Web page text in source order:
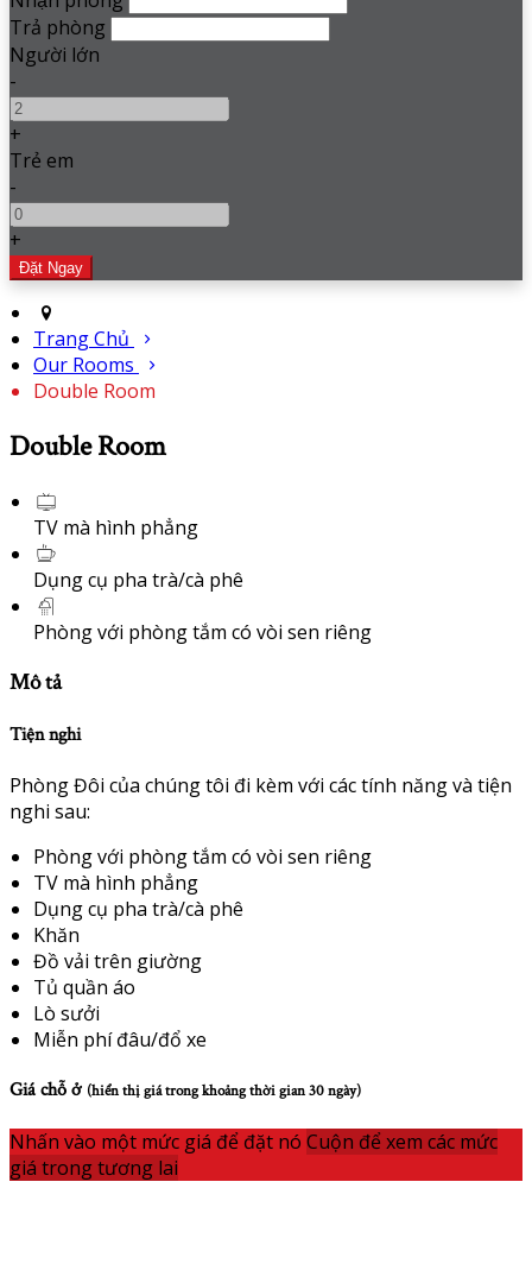
Trả phòng
Người lớn
-
+
Trẻ em
-
+
Trang Chủ
Our Rooms
Double Room
Double Room
TV mà hình phẳng
Dụng cụ pha trà/cà phê
Phòng với phòng tắm có vòi sen riêng
Mô tả
Tiện nghi
Phòng Đôi của chúng tôi đi kèm với các tính năng và tiện
nghi sau:
Phòng với phòng tắm có vòi sen riêng
TV mà hình phẳng
Dụng cụ pha trà/cà phê
Khăn
Đồ vải trên giường
Tủ quần áo
Lò sưởi
Miễn phí đâu/đổ xe
Giá chỗ ở (hiển thị giá trong khoảng thời gian 30 ngày)
Nhấn vào một mức giá để đặt nó Cuộn để xem các mức
giá trong tương lai